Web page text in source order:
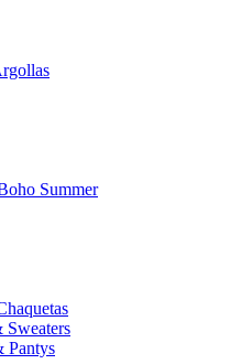
Summer
Sweaters
Pantys